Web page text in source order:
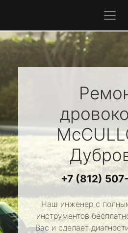
+7 (812)
Наш инженер с
инструментов
Вас и сделает